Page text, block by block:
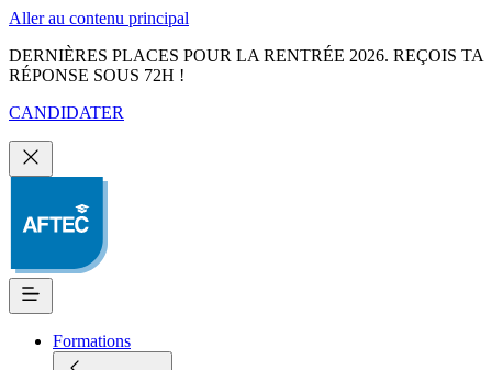
Aller au contenu principal
DERNIÈRES PLACES POUR LA RENTRÉE 2026. REÇOIS TA
RÉPONSE SOUS 72H !
CANDIDATER
Formations